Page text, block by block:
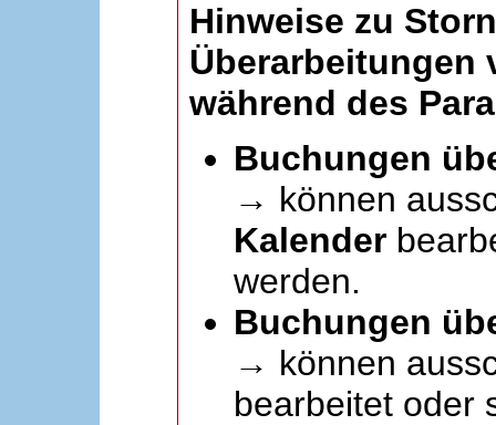
Hinweise zu
Überarbeitungen
während des
Buchungen
→ können
Kalender
werden.
Buchungen
→ können
bearbeitet oder